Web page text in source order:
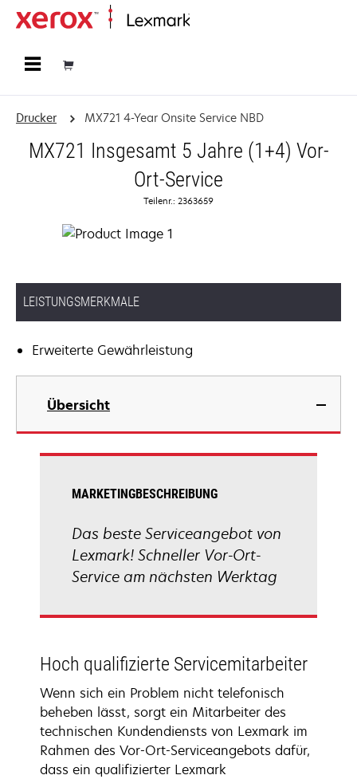
Drucker MX721 4-Year Onsite Service NBD
MX721 Insgesamt 5 Jahre (1+4) Vor-
Ort-Service
Teilenr.: 2363659
LEISTUNGSMERKMALE
Erweiterte Gewährleistung
Übersicht
MARKETINGBESCHREIBUNG
Das beste Serviceangebot von
Lexmark! Schneller Vor-Ort-
Service am nächsten Werktag
Hoch qualifizierte Servicemitarbeiter
Wenn sich ein Problem nicht telefonisch
beheben lässt, sorgt ein Mitarbeiter des
technischen Kundendiensts von Lexmark im
Rahmen des Vor-Ort-Serviceangebots dafür,
dass ein qualifizierter Lexmark